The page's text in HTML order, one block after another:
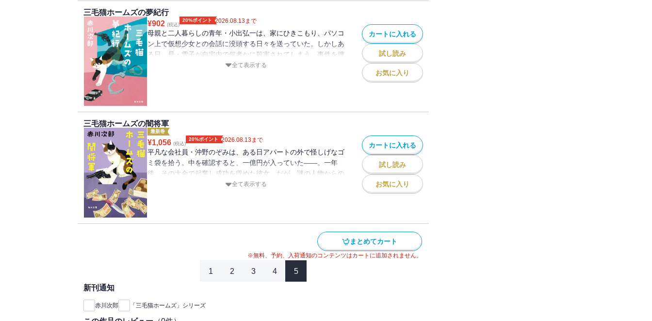
三毛猫ホームズの夢紀行
¥902 (税込)
20%ポイント 2026.08.13まで
母親と二人暮らしの青年・小出弘一は、家にひきこもり、パソコ
ン上で仮想少女との会話に没頭する日々を送っていた。しかしあ
る日、母・雪子が自宅内で何者かに殺害されてしまう。事件を捜
査することになった片山刑事は、彼女が生前に思わぬ大金を所有
全て表示する
カートに入れる
試し読み
お気に入り
三毛猫ホームズの闇将軍
最新巻
¥1,056 (税込)
20%ポイント 2026.08.13まで
平凡な会社員・沖野のぞみは、ある日アパートの外で怪しげなゴ
ミ袋を拾う。中を確認すると、一億円が入っていた――。一年
後、その大金で起業し成功を収めた彼女。だが、謎の人物からの
脅迫電話をきっかけに、彼女の周囲で次々の異変が起こり始め
全て表示する
カートに入れる
試し読み
お気に入り
まとめてカート
※無料、予約、入荷通知のコンテンツはカートに追加されません。
1 2 3 4 5
新刊通知
赤川次郎 「三毛猫ホームズ」シリーズ